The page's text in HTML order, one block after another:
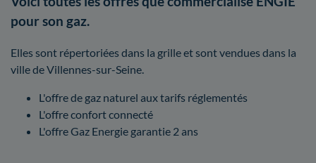
pour son gaz.
Elles sont répertoriées dans la grille et sont vendues dans la
ville de Villennes-sur-Seine.
L'offre de gaz naturel aux tarifs réglementés
L'offre confort connecté
L'offre Gaz Energie garantie 2 ans